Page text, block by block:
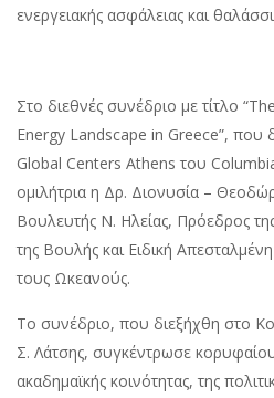
ενεργειακής ασφάλειας και
Στο διεθνές συνέδριο με τίτλο
Energy Landscape in Greece”, που
Global Centers Athens του
ομιλήτρια η Δρ. Διονυσία –
Βουλευτής Ν. Ηλείας, Πρόεδρος
της Βουλής και Ειδική
τους Ωκεανούς.
Το συνέδριο, που διεξήχθη στο
Σ. Λάτσης, συγκέντρωσε
ακαδημαϊκής κοινότητας, της